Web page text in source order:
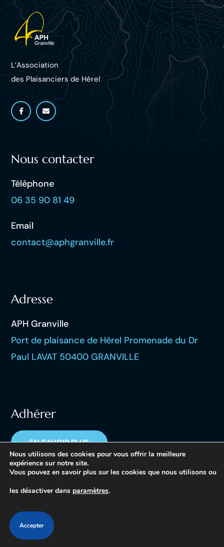
L’Association
des Plaisanciers de Hérel
Nous contacter
Téléphone
06 35 90 81 49
Email
contact@aphgranville.fr
Adresse
APH Granville
Port de plaisance de Hérel Promenade du Dr
Paul LAVAT 50400 GRANVILLE
Adhérer
EN SAVOIR PLUS
Mentions légales
Nous utilisons des cookies pour vous offrir la meilleure
expérience sur notre site.
Vous pouvez en savoir plus sur les cookies que nous utilisons ou
les désactiver dans paramètres.
Accepter